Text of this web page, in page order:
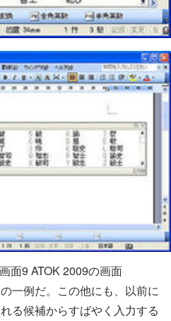
面9 ATOK 2009の画面
一例だ。この他にも、以前に
る候補からすばやく入力する